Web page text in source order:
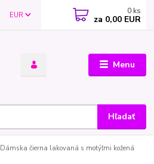
Menu
EUR
Hľadať
0 ks
za 0,00 EUR
Dámska čierna lakovaná s motýľmi kožená